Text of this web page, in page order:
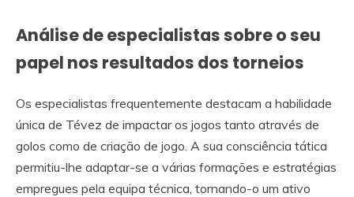
Análise de especialistas sobre o seu
papel nos resultados dos torneios
Os especialistas frequentemente destacam a habilidade
única de Tévez de impactar os jogos tanto através de
golos como de criação de jogo. A sua consciência tática
permitiu-lhe adaptar-se a várias formações e estratégias
empregues pela equipa técnica, tornando-o um ativo